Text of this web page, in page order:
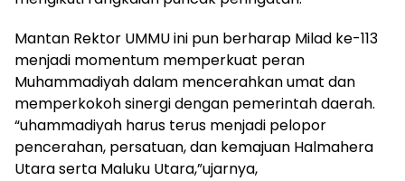
Mantan Rektor UMMU ini pun berharap Milad ke-113
menjadi momentum memperkuat peran
Muhammadiyah dalam mencerahkan umat dan
memperkokoh sinergi dengan pemerintah daerah.
“uhammadiyah harus terus menjadi pelopor
pencerahan, persatuan, dan kemajuan Halmahera
Utara serta Maluku Utara,”ujarnya,